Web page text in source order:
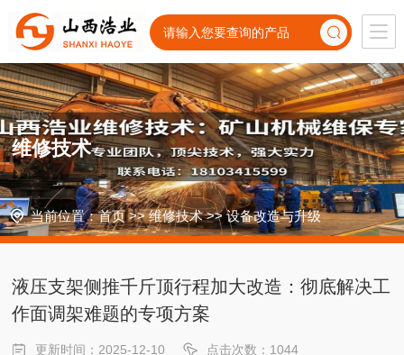
NEWS
维修技术
当前位置：首页>>维修技术>>设备改造与升级
液压支架侧推千斤顶行程加大改造：彻底解决工
作面调架难题的专项方案
更新时间：2025-12-10 点击次数：1044